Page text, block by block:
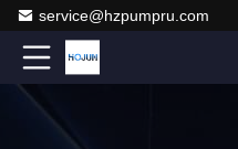
service@hzpumpru.com